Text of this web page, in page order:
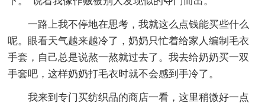
一路上我不停地在思考，我就这么点钱能买些什么
呢。眼看天气越来越冷了，奶奶只忙着给家人编制毛衣
手套，自己总是说熬一熬就过去了。我去给奶奶买一双
手套吧，这样奶奶打毛衣时就不会感到手冷了。
我来到专门买纺织品的商店一看，这里稍微好一点